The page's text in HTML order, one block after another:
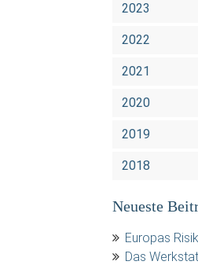
2023
2022
2021
2020
2019
2018
Neueste
Europas
Das